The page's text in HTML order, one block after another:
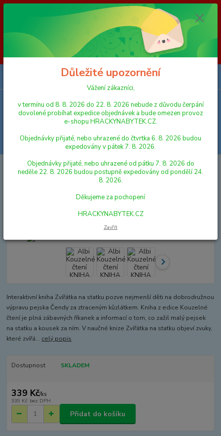
Vážení zákazníci, v termínu od 8. 8. 2026 do 23. 8. 2026 nebude z
důvodu čerpání dovolené probíhat expedice objednávek a bude omezen
provoz e-shopu HRACKYNABYTEK.CZ. Objednávky přijaté, nebo
uhrazené do čtvrtka 6. 8. 2026 budou expedovány v pátek 7. 8. 2026.
Objednávky přijaté, nebo uhrazené od pátku 7. 8. 2026 do neděle 23. 8.
2026 budou postupně expedovány od pondělí 24. 8. 2026. Děkujeme za
pochopení HRACKYNABYTEK.CZ
Menu
Hledat
ALBI KOUZELNÉ ČTENÍ
Albi Kouzelné čtení KNIHA ZVÍŘÁTKA NA
STATKU
Albi Kouzelné čtení KNIHA
ZVÍŘÁTKA NA STATKU
Interaktivní kniha Zvířátka na statku pozve nejmenší děti na dobrodružnou
výpravu pejska Čendy za ztraceným kůzlátkem. Kniha z edice Kouzelné
čtení je plná zábavných říkanek a informací o tom, co zažil malý pejsek
na statku a kousek za ním. V naučné knize Zvířátka na statku objeví zvuky,
které zvířá... celý popis
Dostupnost SKLADEM
339 Kč/ks
339 Kč bez DPH
Přidat do košíku
Důležité upozornění
Vážení zákazníci,
v termínu od 8. 8. 2026 do 22. 8. 2026 nebude z důvodu čerpání
dovolené probíhat expedice objednávek a bude omezen provoz
e-shopu HRACKYNABYTEK.CZ.
Objednávky přijaté, nebo uhrazené do čtvrtka 6. 8. 2026 budou
expedovány v pátek 7. 8. 2026.
Objednávky přijaté, nebo uhrazené od pátku 7. 8. 2026 do
neděle 22. 8. 2026 budou postupně expedovány od pondělí 24.
8. 2026.
Děkujeme za pochopení
HRACKYNABYTEK.CZ
Zavřít